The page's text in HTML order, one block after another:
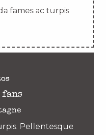
fames ac turpis
fans
Pellentesque